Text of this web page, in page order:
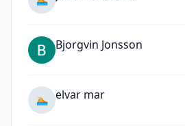
Bjorgvin Jonsson
🏊 elvar mar